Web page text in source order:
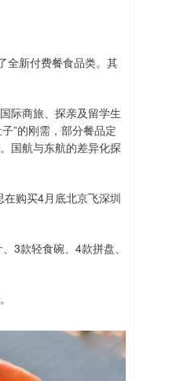
全新付费餐食品类。其
际商旅、探亲及留学生
”的刚需，部分餐品定
国航与东航的差异化探
购买4月底北京飞深圳
3款轻食碗、4款拼盘、